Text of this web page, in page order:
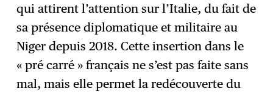
qui attirent l’attention sur l’Italie, du fait de
sa présence diplomatique et militaire au
Niger depuis 2018. Cette insertion dans le
« pré carré » français ne s’est pas faite sans
mal, mais elle permet la redécouverte du